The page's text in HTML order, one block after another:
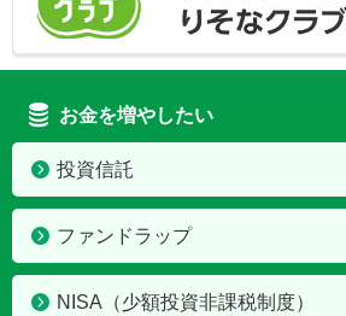
お金を増やしたい
投資信託
ファンドラップ
NISA （少額投資非課税制度）